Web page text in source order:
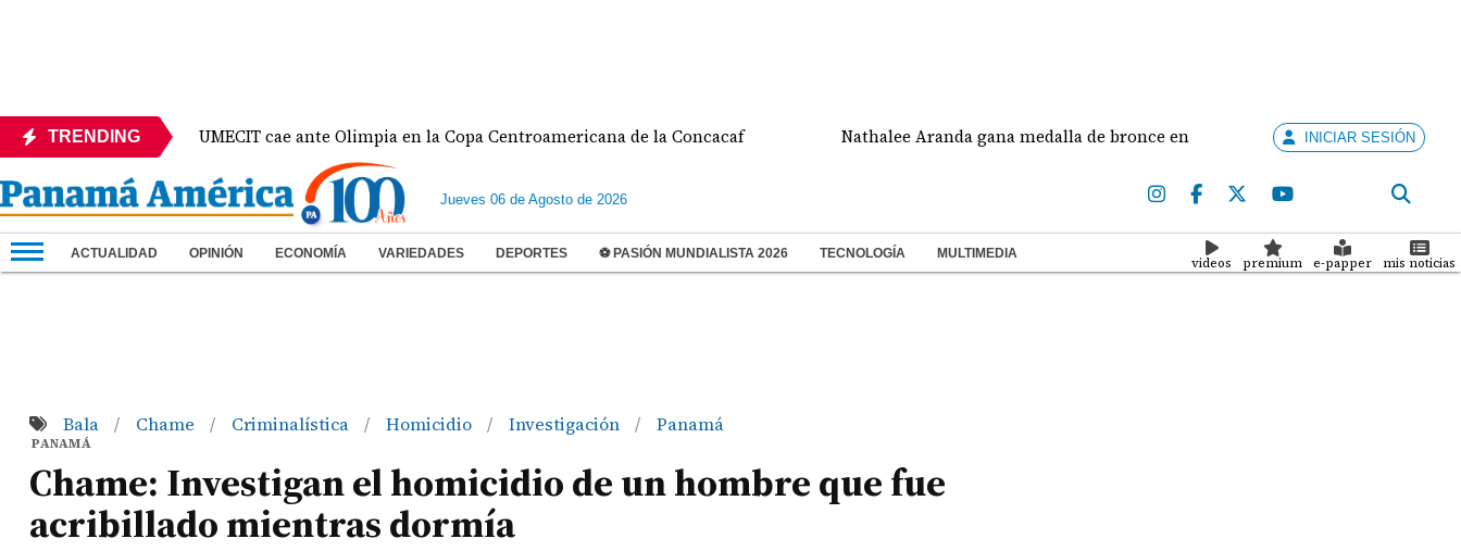
TRENDINGUMECIT cae ante Olimpia en la Copa Centroamericana de la Concacaf Nathalee Aranda gana medalla de bronce en salto largo femenino José Fajardo
INICIAR SESIÓN
Jueves 06 de Agosto de 2026
ACTUALIDAD OPINIÓN ECONOMÍA VARIEDADES DEPORTES ⚽ PASIÓN MUNDIALISTA 2026 TECNOLOGÍA MULTIMEDIA
videos premium e-papper mis noticias
Bala / Chame / Criminalística / Homicidio / Investigación / Panamá
PANAMÁ
Chame: Investigan el homicidio de un hombre que fue
acribillado mientras dormía